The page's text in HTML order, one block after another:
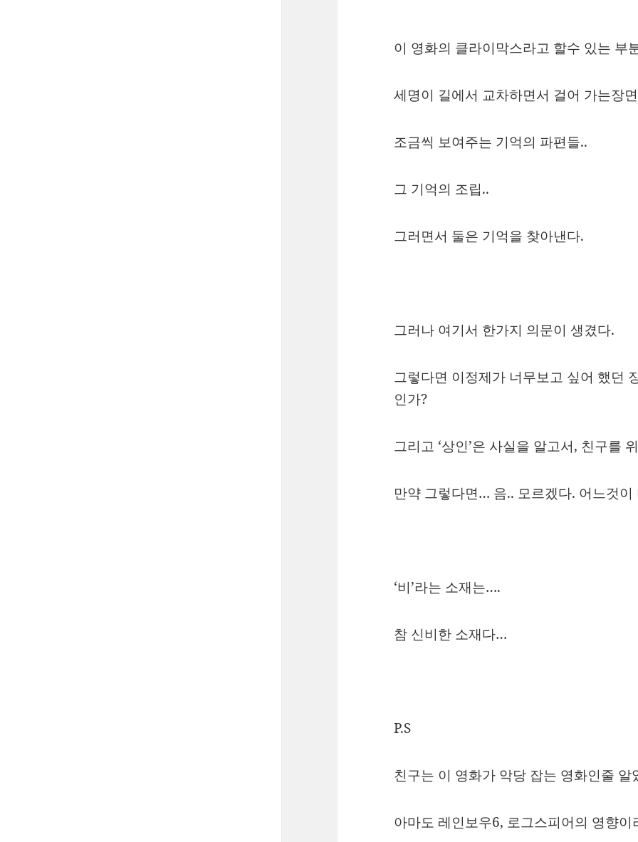
이 영화의 클라이막스라고 할수 있는 부
세명이 길에서 교차하면서 걸어 가는장
조금씩 보여주는 기억의 파편들..
그 기억의 조립..
그러면서 둘은 기억을 찾아낸다.
그러나 여기서 한가지 의문이 생겼다.
그렇다면 이정제가 너무보고 싶어 했던
인가?
그리고 ‘상인’은 사실을 알고서, 친구를
만약 그렇다면… 음.. 모르겠다. 어느것이
‘비’라는 소재는….
참 신비한 소재다…
P.S
친구는 이 영화가 악당 잡는 영화인줄 알
아마도 레인보우6, 로그스피어의 영향이